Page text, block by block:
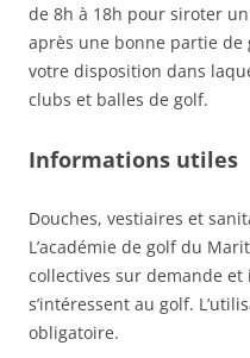
de 8h à 18h pour siroter
après une bonne partie de
votre disposition dans
clubs et balles de golf.
Informations utiles
Douches, vestiaires et
L’académie de golf du
collectives sur demande
s’intéressent au golf.
obligatoire.